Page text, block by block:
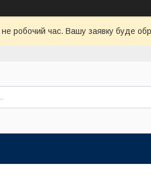
не робочий час. Вашу заявку буде